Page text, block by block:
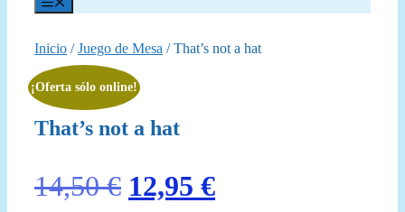
Inicio /Juego de Mesa / That’s not a hat
¡Oferta sólo online!
That’s not a hat
14,50€ El
12,95 €El